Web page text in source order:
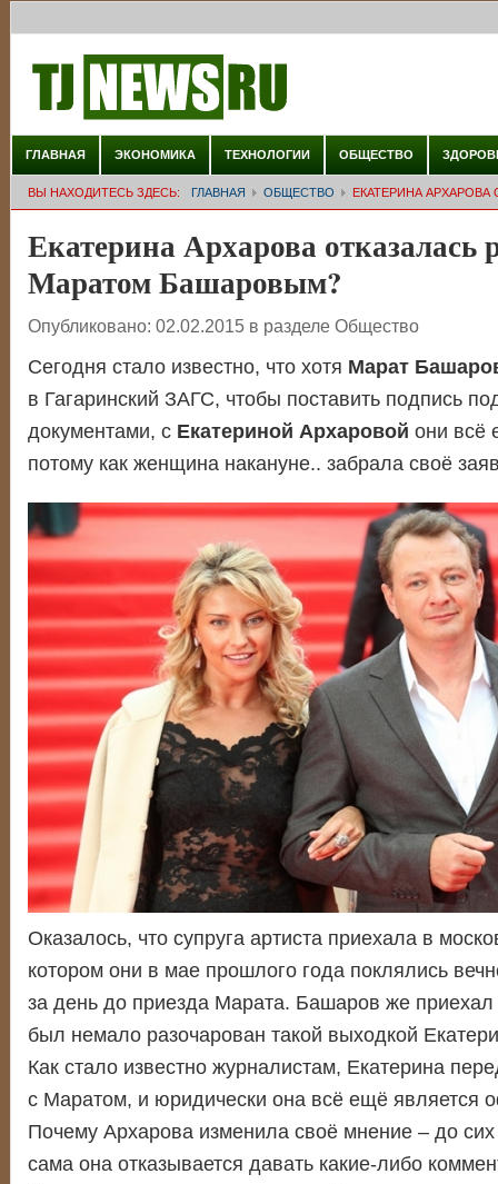
ГЛАВНАЯ ЭКОНОМИКА ТЕХНОЛОГИИ ОБЩЕСТВО
ВЫ НАХОДИТЕСЬ ЗДЕСЬ: ГЛАВНАЯ ОБЩЕСТВО ЕКАТЕРИНА
Екатерина Архарова отказалась
Маратом Башаровым?
Опубликовано: 02.02.2015 в разделе Общество
Сегодня стало известно, что хотя Марат
в Гагаринский ЗАГС, чтобы поставить подпись
документами, с Екатериной Архаровой они всё
потому как женщина накануне.. забрала своё
Оказалось, что супруга артиста приехала в
котором они в мае прошлого года поклялись
за день до приезда Марата. Башаров же приехал
был немало разочарован такой выходкой
Как стало известно журналистам, Екатерина
с Маратом, и юридически она всё ещё является
Почему Архарова изменила своё мнение – до сих
сама она отказывается давать какие-либо